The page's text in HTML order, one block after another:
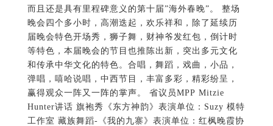
而且还是具有里程碑意义的第十届”海外春晚”。 整场
晚会四个多小时，高潮迭起，欢乐祥和，除了延续历
届晚会特色开场秀，狮子舞，财神爷发红包，倒计时
等特色，本届晚会的节目也推陈出新，突出多元文化
和传承中华文化的特色。合唱，舞蹈，戏曲，小品，
弹唱，嘻哈说唱，中西节目，丰富多彩，精彩纷呈，
赢得观众一阵又一阵的掌声。 省议员MPP Mitzie
Hunter讲话 旗袍秀《东方神韵》表演单位：Suzy 模特
工作室 藏族舞蹈-《我的九寨》表演单位：红枫晚霞协